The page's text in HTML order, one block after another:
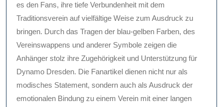
es den Fans, ihre tiefe Verbundenheit mit dem
Traditionsverein auf vielfältige Weise zum Ausdruck zu
bringen. Durch das Tragen der blau-gelben Farben, des
Vereinswappens und anderer Symbole zeigen die
Anhänger stolz ihre Zugehörigkeit und Unterstützung für
Dynamo Dresden. Die Fanartikel dienen nicht nur als
modisches Statement, sondern auch als Ausdruck der
emotionalen Bindung zu einem Verein mit einer langen